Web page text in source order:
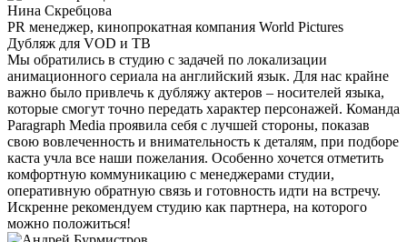
Нина Скребцова
PR менеджер, кинопрокатная компания World Pictures
Дубляж для VOD и ТВ
Мы обратились в студию с задачей по локализации
анимационного сериала на английский язык. Для нас крайне
важно было привлечь к дубляжу актеров – носителей языка,
которые смогут точно передать характер персонажей. Команда
Paragraph Media проявила себя с лучшей стороны, показав
свою вовлеченность и внимательность к деталям, при подборе
каста учла все наши пожелания. Особенно хочется отметить
комфортную коммуникацию с менеджерами студии,
оперативную обратную связь и готовность идти на встречу.
Искренне рекомендуем студию как партнера, на которого
можно положиться!